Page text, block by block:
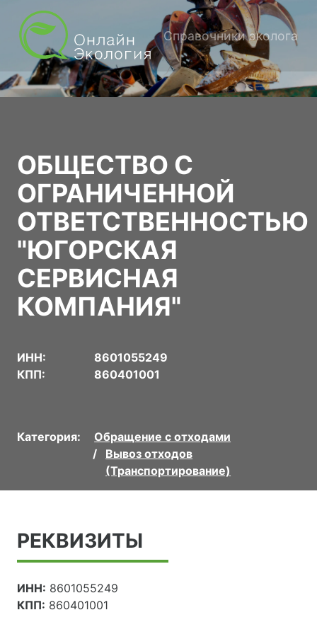
Справочники эколога
ОБЩЕСТВО С
ОГРАНИЧЕННОЙ
ОТВЕТСТВЕННОСТЬЮ
"ЮГОРСКАЯ
СЕРВИСНАЯ
КОМПАНИЯ"
ИНН:
8601055249
КПП:
860401001
Категория:
Обращение с отходами
Вывоз отходов
(Транспортирование)
РЕКВИЗИТЫ
ИНН: 8601055249
КПП: 860401001